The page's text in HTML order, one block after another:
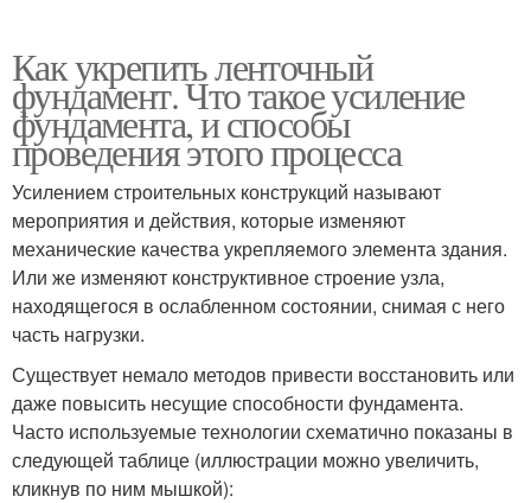
Как укрепить ленточный
фундамент. Что такое усиление
фундамента, и способы
проведения этого процесса
Усилением строительных конструкций называют
мероприятия и действия, которые изменяют
механические качества укрепляемого элемента здания.
Или же изменяют конструктивное строение узла,
находящегося в ослабленном состоянии, снимая с него
часть нагрузки.
Существует немало методов привести восстановить или
даже повысить несущие способности фундамента.
Часто используемые технологии схематично показаны в
следующей таблице (иллюстрации можно увеличить,
кликнув по ним мышкой):